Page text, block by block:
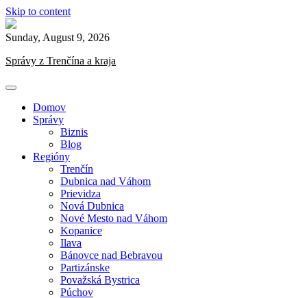
Skip to content
Sunday, August 9, 2026
Správy z Trenčína a kraja
Domov
Správy
Biznis
Blog
Regióny
Trenčín
Dubnica nad Váhom
Prievidza
Nová Dubnica
Nové Mesto nad Váhom
Kopanice
Ilava
Bánovce nad Bebravou
Partizánske
Považská Bystrica
Púchov